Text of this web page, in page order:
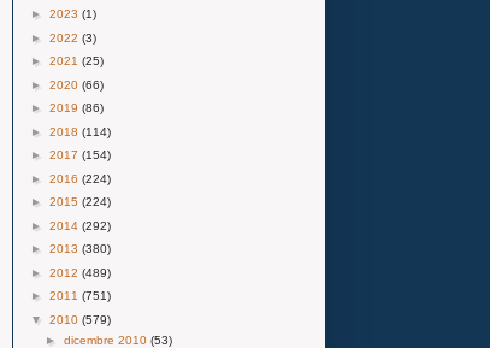
► 2023 (1)
► 2022 (3)
► 2021 (25)
► 2020 (66)
► 2019 (86)
► 2018 (114)
► 2017 (154)
► 2016 (224)
► 2015 (224)
► 2014 (292)
► 2013 (380)
► 2012 (489)
► 2011 (751)
▼ 2010 (579)
► dicembre 2010 (53)